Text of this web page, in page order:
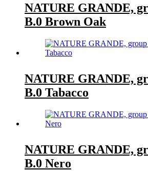
NATURE GRANDE,
B.0 Brown Oak
NATURE GRANDE,
B.0 Tabacco
NATURE GRANDE,
B.0 Nero